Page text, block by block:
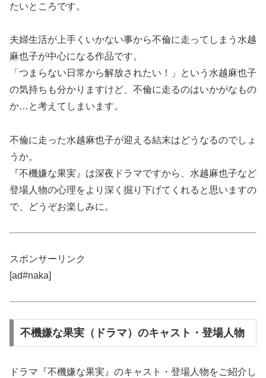
たいところです。
夫婦生活が上手くいかない事から不倫に走ってしまう水越
麻也子が中心になる作品です。
「つまらない日常から解放されたい！」という水越麻也子
の気持ちも分かりますけど、不倫に走るのはいかがなもの
か…と考えてしまいます。
不倫に走った水越麻也子が迎える結末はどうなるのでしょ
うか。
『不機嫌な果実』は深夜ドラマですから、水越麻也子など
登場人物の心理をより深く掘り下げてくれると思いますの
で、どうぞお楽しみに。
スポンサーリンク
[ad#naka]
不機嫌な果実（ドラマ）のキャスト・登場人物
ドラマ『不機嫌な果実』のキャスト・登場人物をご紹介し